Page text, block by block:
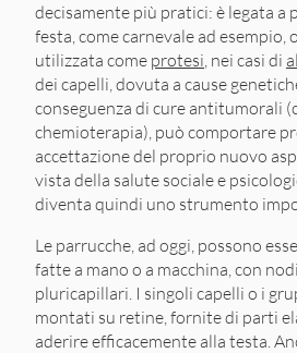
decisamente più pratici: è legata a
festa, come carnevale ad esempio,
utilizzata come protesi, nei casi di
dei capelli, dovuta a cause
conseguenza di cure antitumorali
chemioterapia), può comportare
accettazione del proprio nuovo
vista della salute sociale e
diventa quindi uno strumento
Le parrucche, ad oggi, possono
fatte a mano o a macchina, con
pluricapillari. I singoli capelli o i
montati su retine, fornite di parti
aderire efficacemente alla testa.